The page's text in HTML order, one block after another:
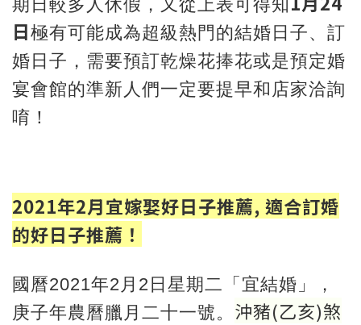
期日較多人休假，又從上表可得知
日極有可能成為超級熱門的結婚日子、訂
婚日子，需要預訂乾燥花捧花或是預定婚
宴會館的準新人們一定要提早和店家洽詢
唷！
2021年2月宜嫁娶好日子推薦, 適合訂婚
的好日子推薦！
國曆2021年2月2日星期二「宜結婚」，
庚子年農曆臘月二十一號。 沖豬(乙亥)煞